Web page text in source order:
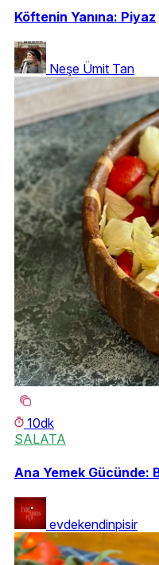
Köftenin Yanına: Piyaz
Neşe Ümit Tan
10dk
SALATA
Ana Yemek Gücünde:
evdekendinpisir